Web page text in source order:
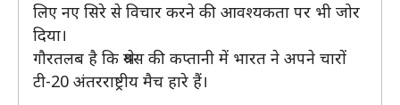
लिए नए सिरे से विचार करने की आवश्यकता पर भी जोर
दिया।
गौरतलब है कि श्रेयस की कप्तानी में भारत ने अपने चारों
टी-20 अंतरराष्ट्रीय मैच हारे हैं।